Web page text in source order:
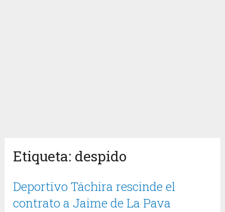
Etiqueta: despido
Deportivo Táchira rescinde el
contrato a Jaime de La Pava